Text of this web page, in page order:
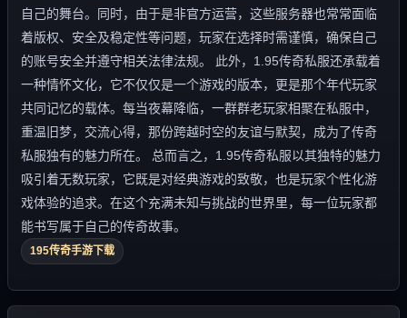
自己的舞台。同时，由于是非官方运营，这些服务器也常常面临
着版权、安全及稳定性等问题，玩家在选择时需谨慎，确保自己
的账号安全并遵守相关法律法规。 此外，1.95传奇私服还承载着
一种情怀文化，它不仅仅是一个游戏的版本，更是那个年代玩家
共同记忆的载体。每当夜幕降临，一群群老玩家相聚在私服中，
重温旧梦，交流心得，那份跨越时空的友谊与默契，成为了传奇
私服独有的魅力所在。 总而言之，1.95传奇私服以其独特的魅力
吸引着无数玩家，它既是对经典游戏的致敬，也是玩家个性化游
戏体验的追求。在这个充满未知与挑战的世界里，每一位玩家都
能书写属于自己的传奇故事。
195传奇手游下载